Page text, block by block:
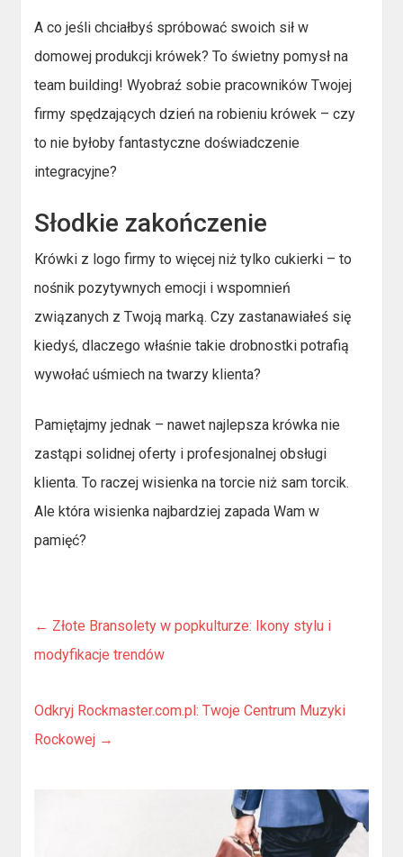
A co jeśli chciałbyś spróbować swoich sił w
domowej produkcji krówek? To świetny pomysł na
team building! Wyobraź sobie pracowników Twojej
firmy spędzających dzień na robieniu krówek – czy
to nie byłoby fantastyczne doświadczenie
integracyjne?
Słodkie zakończenie
Krówki z logo firmy to więcej niż tylko cukierki – to
nośnik pozytywnych emocji i wspomnień
związanych z Twoją marką. Czy zastanawiałeś się
kiedyś, dlaczego właśnie takie drobnostki potrafią
wywołać uśmiech na twarzy klienta?
Pamiętajmy jednak – nawet najlepsza krówka nie
zastąpi solidnej oferty i profesjonalnej obsługi
klienta. To raczej wisienka na torcie niż sam torcik.
Ale która wisienka najbardziej zapada Wam w
pamięć?
← Złote Bransolety w popkulturze: Ikony stylu i
modyfikacje trendów
Odkryj Rockmaster.com.pl: Twoje Centrum Muzyki
Rockowej →